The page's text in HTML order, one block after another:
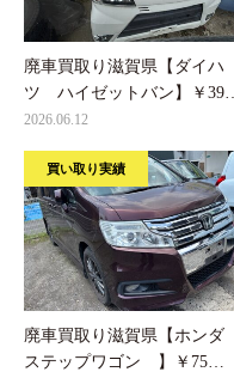
廃車買取り滋賀県【ダイハ
ツ ハイゼットバン】￥39…
2026.06.12
買い取り実績
廃車買取り滋賀県【ホンダ
ステップワゴン 】￥75…